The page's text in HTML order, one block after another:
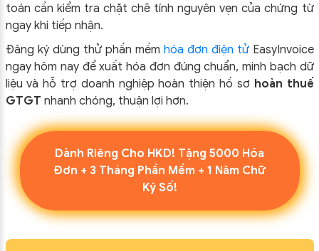
toán cần kiểm tra chặt chẽ tính nguyên vẹn của chứng từ
ngay khi tiếp nhận.
Đăng ký dùng thử phần mềm hóa đơn điện tửEasyInvoice
ngay hôm nay để xuất hóa đơn đúng chuẩn, minh bạch dữ
liệu và hỗ trợ doanh nghiệp hoàn thiện hồ sơ hoàn thuế
GTGT nhanh chóng, thuận lợi hơn.
Dành Riêng Cho HKD! Tặng 5000 Hóa
Đơn + 3 Tháng Phần Mềm + 1 Năm Chữ
Ký Số!